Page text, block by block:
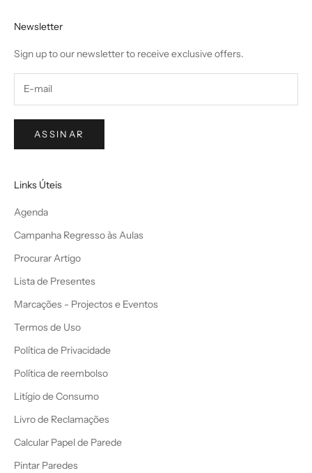
Newsletter
Sign up to our newsletter to receive exclusive offers.
ASSINAR
Links Úteis
Agenda
Campanha Regresso às Aulas
Procurar Artigo
Lista de Presentes
Marcações - Projectos e Eventos
Termos de Uso
Política de Privacidade
Política de reembolso
Litígio de Consumo
Livro de Reclamações
Calcular Papel de Parede
Pintar Paredes